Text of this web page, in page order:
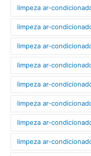
limpeza ar-
limpeza ar-
limpeza ar-
limpeza ar-
limpeza ar-
limpeza ar-
limpeza ar-
limpeza ar-